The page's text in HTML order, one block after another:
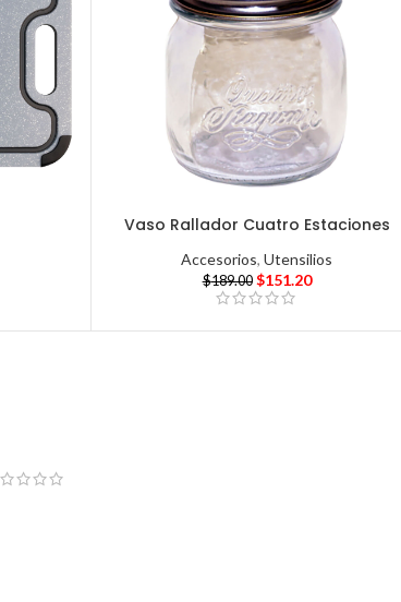
Vaso Rallador Cuatro Estaciones
Accesorios,Utensilios
$189.00 $151.20